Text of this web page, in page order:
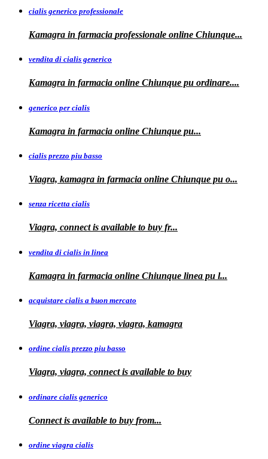
cialis generico professionale
Kamagra in farmacia professionale online Chiunque...
vendita di cialis generico
Kamagra in farmacia online Chiunque pu ordinare....
generico per cialis
Kamagra in farmacia online Chiunque pu...
cialis prezzo piu basso
Viagra, kamagra in farmacia online Chiunque pu o...
senza ricetta cialis
Viagra, connect is available to buy fr...
vendita di cialis in linea
Kamagra in farmacia online Chiunque linea pu l...
acquistare cialis a buon mercato
Viagra, viagra, viagra, viagra, kamagra
ordine cialis prezzo piu basso
Viagra, viagra, connect is available to buy
ordinare cialis generico
Connect is available to buy from...
ordine viagra cialis